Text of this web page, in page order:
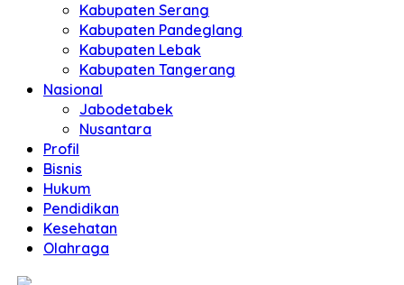
Kabupaten Serang
Kabupaten Pandeglang
Kabupaten Lebak
Kabupaten Tangerang
Nasional
Jabodetabek
Nusantara
Profil
Bisnis
Hukum
Pendidikan
Kesehatan
Olahraga